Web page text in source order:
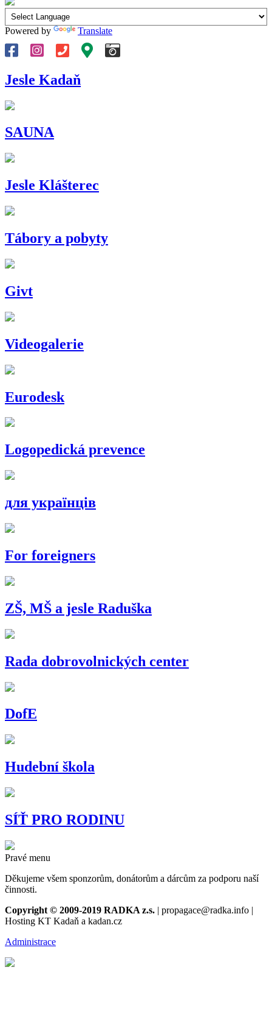
Powered by Translate
Jesle Kadaň
SAUNA
Jesle Klášterec
Tábory a pobyty
Givt
Videogalerie
Eurodesk
Logopedická prevence
для українців
For foreigners
ZŠ, MŠ a jesle Raduška
Rada dobrovolnických center
DofE
Hudební škola
SÍŤ PRO RODINU
Pravé menu
Děkujeme všem sponzorům, donátorům a dárcům za podporu naší
činnosti.
Copyright © 2009-2019 RADKA z.s. | propagace@radka.info |
Hosting KT Kadaň a kadan.cz
Administrace